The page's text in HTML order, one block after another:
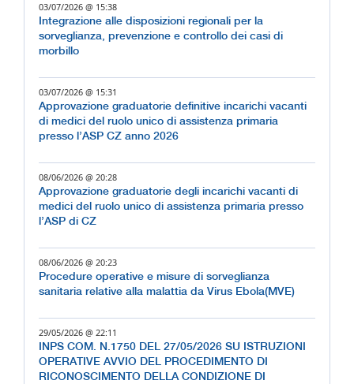
03/07/2026 @ 15:38
Integrazione alle disposizioni regionali per la
sorveglianza, prevenzione e controllo dei casi di
morbillo
03/07/2026 @ 15:31
Approvazione graduatorie definitive incarichi vacanti
di medici del ruolo unico di assistenza primaria
presso l’ASP CZ anno 2026
08/06/2026 @ 20:28
Approvazione graduatorie degli incarichi vacanti di
medici del ruolo unico di assistenza primaria presso
l’ASP di CZ
08/06/2026 @ 20:23
Procedure operative e misure di sorveglianza
sanitaria relative alla malattia da Virus Ebola(MVE)
29/05/2026 @ 22:11
INPS COM. N.1750 DEL 27/05/2026 SU ISTRUZIONI
OPERATIVE AVVIO DEL PROCEDIMENTO DI
RICONOSCIMENTO DELLA CONDIZIONE DI